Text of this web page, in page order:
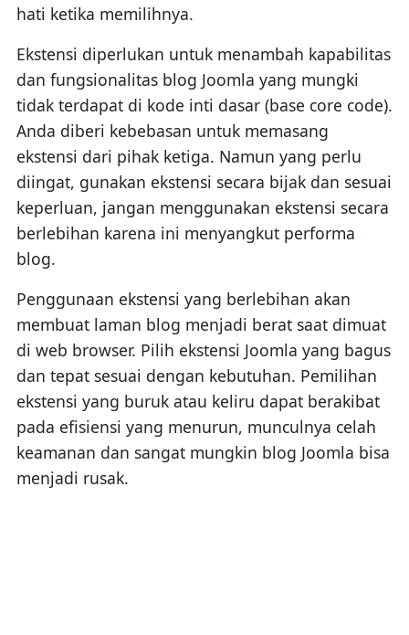
hati ketika memilihnya.
Ekstensi diperlukan untuk menambah kapabilitas
dan fungsionalitas blog Joomla yang mungki
tidak terdapat di kode inti dasar (base core code).
Anda diberi kebebasan untuk memasang
ekstensi dari pihak ketiga. Namun yang perlu
diingat, gunakan ekstensi secara bijak dan sesuai
keperluan, jangan menggunakan ekstensi secara
berlebihan karena ini menyangkut performa
blog.
Penggunaan ekstensi yang berlebihan akan
membuat laman blog menjadi berat saat dimuat
di web browser. Pilih ekstensi Joomla yang bagus
dan tepat sesuai dengan kebutuhan. Pemilihan
ekstensi yang buruk atau keliru dapat berakibat
pada efisiensi yang menurun, munculnya celah
keamanan dan sangat mungkin blog Joomla bisa
menjadi rusak.